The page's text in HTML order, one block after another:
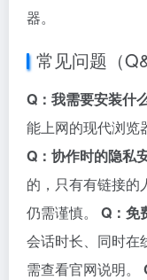
器。
常见问题（
Q：我需要安装什
能上网的现代浏览
Q：协作时的隐私
的，只有有链接的
仍需谨慎。 Q：免
会话时长、同时在
需查看官网说明。